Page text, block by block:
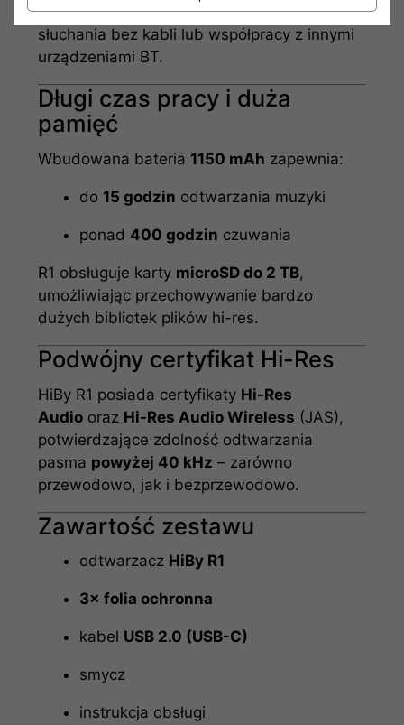
nadajnika),AACiSBC– do wygodnego
słuchania bez kabli lub współpracy z innymi
urządzeniami BT.
Długi czas pracy i duża
pamięć
Wbudowana bateria 1150 mAh zapewnia:
do 15 godzin odtwarzania muzyki
ponad 400 godzin czuwania
R1 obsługuje karty microSD do 2 TB,
umożliwiając przechowywanie bardzo
dużych bibliotek plików hi-res.
Podwójny certyfikat Hi-Res
HiBy R1 posiada certyfikaty Hi-Res
Audio oraz Hi-Res Audio Wireless (JAS),
potwierdzające zdolność odtwarzania
pasma powyżej 40 kHz – zarówno
przewodowo, jak i bezprzewodowo.
Zawartość zestawu
odtwarzacz HiBy R1
3× folia ochronna
kabel USB 2.0 (USB-C)
smycz
instrukcja obsługi